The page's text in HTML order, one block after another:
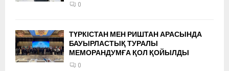
0
ТҮРКІСТАН МЕН РИШТАН АРАСЫНДА
БАУЫРЛАСТЫҚ ТУРАЛЫ
МЕМОРАНДУМҒА ҚОЛ ҚОЙЫЛДЫ
0